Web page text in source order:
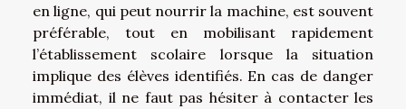
en ligne, qui peut nourrir la machine, est souvent
préférable, tout en mobilisant rapidement
l’établissement scolaire lorsque la situation
implique des élèves identifiés. En cas de danger
immédiat, il ne faut pas hésiter à contacter les